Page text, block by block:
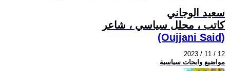
سعيد الوجاني
كاتب ، محلل سياسي ، شاعر
(Oujjani Said)
2023 / 11 / 12
مواضيع وابحاث سياسية